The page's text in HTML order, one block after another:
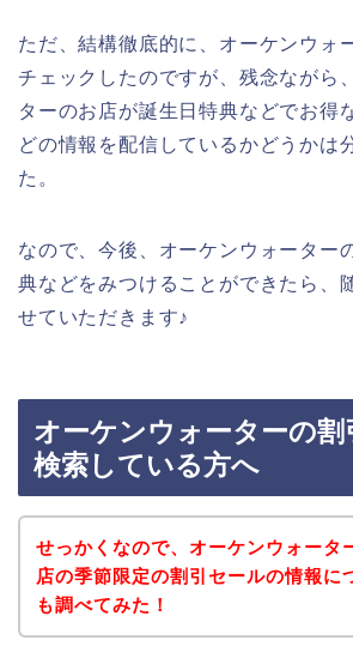
ただ、結構徹底的に、オーケンウォ
チェックしたのですが、残念ながら
ターのお店が誕生日特典などでお得
どの情報を配信しているかどうかは
た。
なので、今後、オーケンウォーター
典などをみつけることができたら、
せていただきます♪
オーケンウォーターの割
検索している方へ
せっかくなので、オーケンウォータ
店の季節限定の割引セールの情報に
も調べてみた！